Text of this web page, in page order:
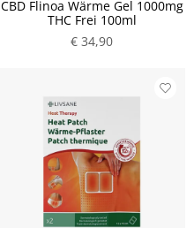
CBD Flinoa Wärme Gel 1000mg
THC Frei 100ml
€ 34,90